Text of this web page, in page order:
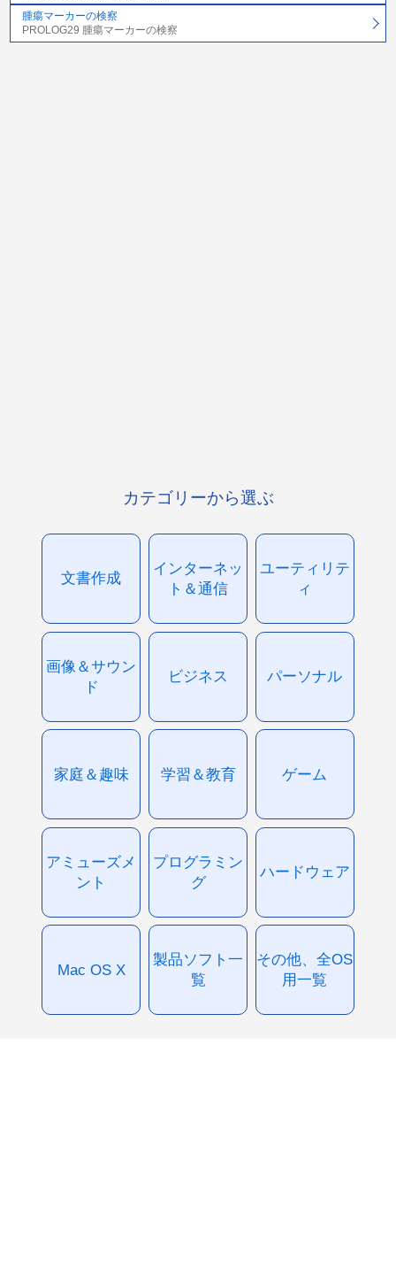
腫瘍マーカーの検察
PROLOG29 腫瘍マーカーの検察
カテゴリーから選ぶ
文書作成
インターネッ
ト＆通信
ユーティリテ
ィ
画像＆サウン
ド
ビジネス パーソナル
家庭＆趣味 学習＆教育 ゲーム
アミューズメ
ント
プログラミン
グ
ハードウェア
Mac OS X
製品ソフト一
覧
その他、全OS
用一覧